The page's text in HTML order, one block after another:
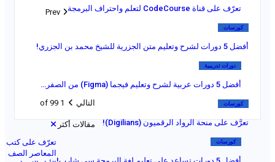
تعرّف على قناة CodeCourse لتعلم واحتراف البرمجة
كورسات
أفضل 5 دورات لشرح وتعليم متن الجزرية للشيخ محمد بن الجزري!
دورات تدريبية
أفضل 5 دورات عربية لشرح وتعليم فيجما (Figma) من الصفر…
كورسات
تعرَّف على منحة الرواد الرقميون (Digilians)!
كورسات
Prev
التالي 1 of 99
مقالات أكثر
تعرّف على كتب
المعاصر الصف